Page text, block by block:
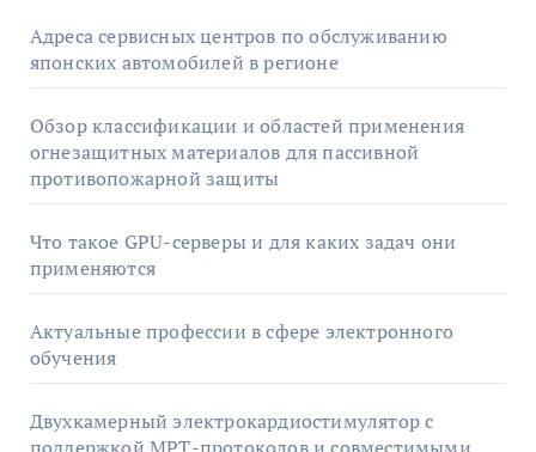
Адреса сервисных центров по обслуживанию
японских автомобилей в регионе
Обзор классификации и областей применения
огнезащитных материалов для пассивной
противопожарной защиты
Что такое GPU-серверы и для каких задач они
применяются
Актуальные профессии в сфере электронного
обучения
Двухкамерный электрокардиостимулятор с